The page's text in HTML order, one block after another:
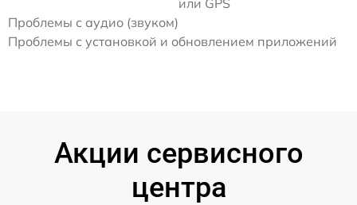
или GPS
Проблемы с аудио (звуком)
Проблемы с установкой и обновлением приложений
Акции сервисного
центра